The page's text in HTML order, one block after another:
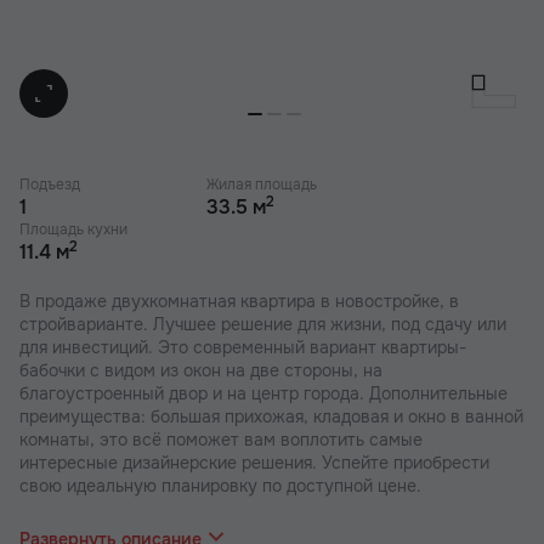
Подъезд
1
Жилая площадь
33.5 м2
Площадь кухни
11.4 м2
В продаже двухкомнатная квартира в новостройке, в
стройварианте. Лучшее решение для жизни, под сдачу или
для инвестиций. Это современный вариант квартиры-
бабочки с видом из окон на две стороны, на
благоустроенный двор и на центр города. Дополнительные
преимущества: большая прихожая, кладовая и окно в ванной
комнаты, это всё поможет вам воплотить самые
интересные дизайнерские решения. Успейте приобрести
свою идеальную планировку по доступной цене.
отделе продаж вас проконсультируют по актуальным
Развернуть описание